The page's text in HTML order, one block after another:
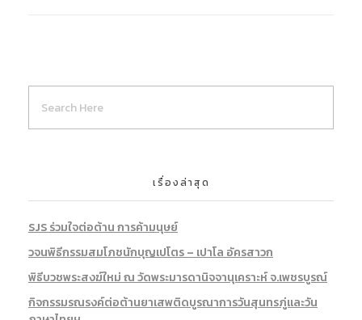
เรื่องล่าสุด
SJS ร่วมใจต่อต้าน การค้ามนุษย์
วจนพิธีกรรมสมโภชนักบุญเปโตร – เปาโล อัครสาวก
พิธีบวชพระสงฆ์ใหม่ ณ วัดพระมารดานิจจานุเคราะห์ จ.เพชรบูรณ์
กิจกรรมรณรงค์ต่อต้านยาเสพติดบูรณาการวันสุนทรภู่และวัน